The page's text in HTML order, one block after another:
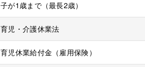
子が1歳まで（最長2歳）
育児・介護休業法
育児休業給付金（雇用保険）